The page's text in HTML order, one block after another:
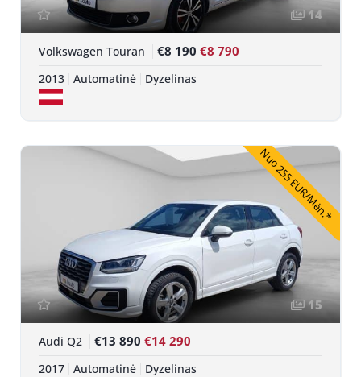
14
Volkswagen Touran €8 190 €8 790
2013 Automatinė Dyzelinas
Nuo 255 EUR/Mėn.*
15
Audi Q2 €13 890 €14 290
2017 Automatinė Dyzelinas